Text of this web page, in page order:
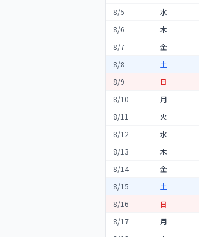
8/5 水
8/6 木
8/7 金
8/8 土
8/9 日
8/10 月
8/11 火
8/12 水
8/13 木
8/14 金
8/15 土
8/16 日
8/17 月